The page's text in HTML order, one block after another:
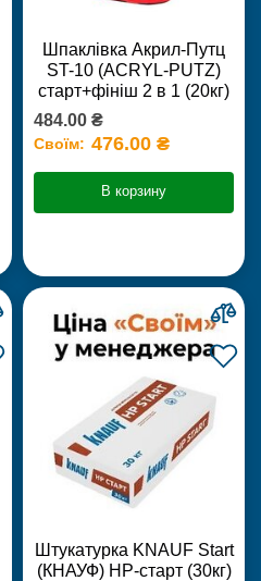
Шпаклівка Акрил-Путц
ST-10 (ACRYL-PUTZ)
старт+фініш 2 в 1 (20кг)
484.00 ₴
Своїм: 476.00 ₴
В корзину
Штукатурка KNAUF Start
(КНАУФ) НР-старт (30кг)